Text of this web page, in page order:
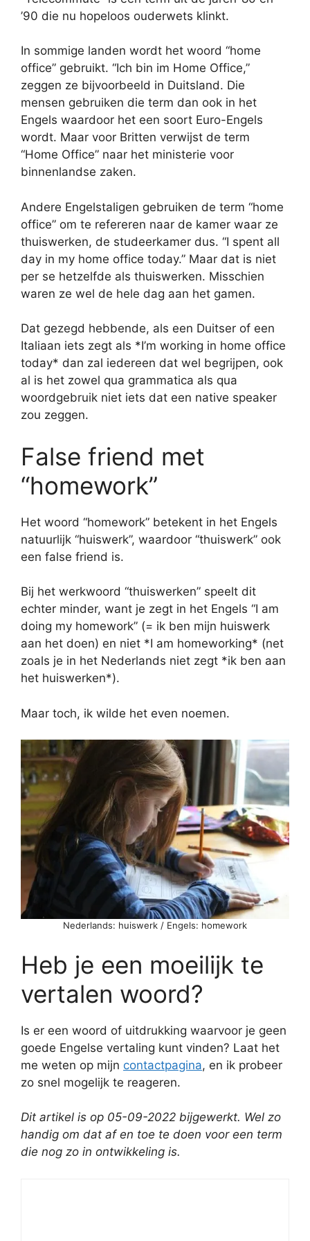
’90 die nu hopeloos ouderwets klinkt.
In sommige landen wordt het woord “home
office” gebruikt. “Ich bin im Home Office,”
zeggen ze bijvoorbeeld in Duitsland. Die
mensen gebruiken die term dan ook in het
Engels waardoor het een soort Euro-Engels
wordt. Maar voor Britten verwijst de term
“Home Office” naar het ministerie voor
binnenlandse zaken.
Andere Engelstaligen gebruiken de term “home
office” om te refereren naar de kamer waar ze
thuiswerken, de studeerkamer dus. “I spent all
day in my home office today.” Maar dat is niet
per se hetzelfde als thuiswerken. Misschien
waren ze wel de hele dag aan het gamen.
Dat gezegd hebbende, als een Duitser of een
Italiaan iets zegt als *I’m working in home office
today* dan zal iedereen dat wel begrijpen, ook
al is het zowel qua grammatica als qua
woordgebruik niet iets dat een native speaker
zou zeggen.
False friend met
“homework”
Het woord “homework” betekent in het Engels
natuurlijk “huiswerk”, waardoor “thuiswerk” ook
een false friend is.
Bij het werkwoord “thuiswerken” speelt dit
echter minder, want je zegt in het Engels “I am
doing my homework” (= ik ben mijn huiswerk
aan het doen) en niet *I am homeworking* (net
zoals je in het Nederlands niet zegt *ik ben aan
het huiswerken*).
Maar toch, ik wilde het even noemen.
Nederlands: huiswerk / Engels: homework
Heb je een moeilijk te
vertalen woord?
Is er een woord of uitdrukking waarvoor je geen
goede Engelse vertaling kunt vinden? Laat het
me weten op mijn contactpagina, en ik probeer
zo snel mogelijk te reageren.
Dit artikel is op 05-09-2022 bijgewerkt. Wel zo
handig om dat af en toe te doen voor een term
die nog zo in ontwikkeling is.